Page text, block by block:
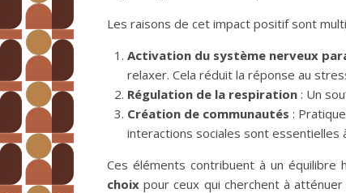
Les raisons de cet impact positif sont
Activation du système nerveux
relaxer. Cela réduit la réponse au
Régulation de la respiration : Un
Création de communautés :
interactions sociales sont essentielles
Ces éléments contribuent à un
choix pour ceux qui cherchent à